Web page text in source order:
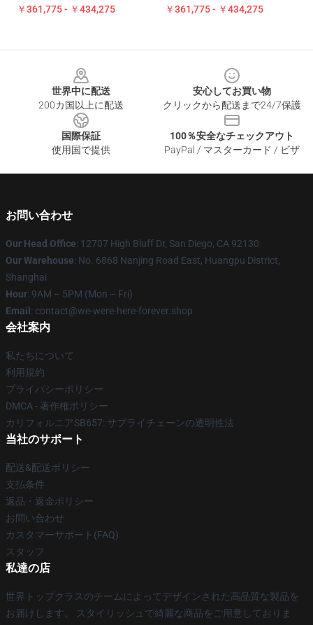
￥361,775 - ￥434,275 ￥361,775 - ￥434,275
世界中に配送
200カ国以上に配送
安心してお買い物
クリックから配送まで24/7保護
国際保証
使用国で提供
100％安全なチェックアウト
PayPal / マスターカード / ビザ
お問い合わせ
Our Head Office: 12707 High Bluff Dr, San Diego, CA 92130
Our Warehouse: No. 6868 Nanjing Road East, Huangpu District,
Shanghai
Hour: 9AM – 5PM (Mon – Fri)
Email : contact@we-were-here-forever.shop
会社案内
私たちについて
利用規約
プライバシーポリシー
DMCA - 著作権ポリシー
カリフォルニアSB657: サプライチェーンの透明性法
当社のサポート
配送&配送ポリシー
支払条件
返品・返金ポリシー
お問い合わせ
カスタマーサポート(FAQ)
スタッフ
私達の店
世界トップクラスのチームによってデザインされた高品質な製品を
お届けします。 スタイリッシュで綺麗な商品をご用意しておりま